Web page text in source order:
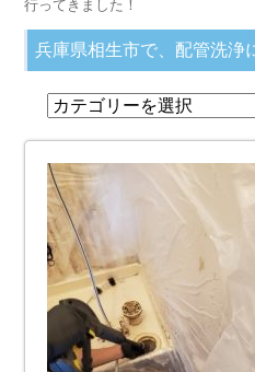
行ってきました！
兵庫県相生市で、配管洗浄